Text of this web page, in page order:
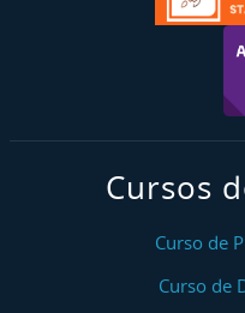
Cursos
Curso de
Curso de